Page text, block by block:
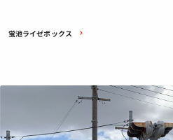
蛍池ライゼボックス